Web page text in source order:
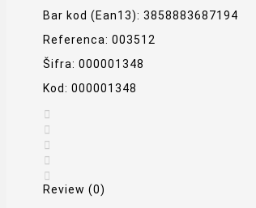
Bar kod (Ean13): 3858883687194
Referenca: 003512
Šifra: 000001348
Kod: 000001348





Review (0)